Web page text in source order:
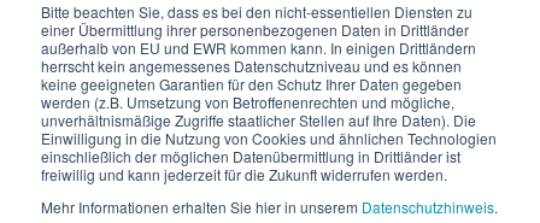
Bitte beachten Sie, dass es bei den nicht-essentiellen Diensten zu
einer Übermittlung ihrer personenbezogenen Daten in Drittländer
außerhalb von EU und EWR kommen kann. In einigen Drittländern
herrscht kein angemessenes Datenschutzniveau und es können
keine geeigneten Garantien für den Schutz Ihrer Daten gegeben
werden (z.B. Umsetzung von Betroffenenrechten und mögliche,
unverhältnismäßige Zugriffe staatlicher Stellen auf Ihre Daten). Die
Einwilligung in die Nutzung von Cookies und ähnlichen Technologien
einschließlich der möglichen Datenübermittlung in Drittländer ist
freiwillig und kann jederzeit für die Zukunft widerrufen werden.
Mehr Informationen erhalten Sie hier in unserem Datenschutzhinweis.